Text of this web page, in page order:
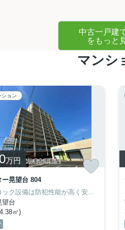
中古一戸建
をもっと
マンシ
ション
万円
ー晃望台 804
望台
㎡)